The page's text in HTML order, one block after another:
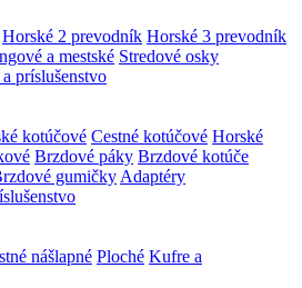
Horské 2 prevodník Horské 3 prevodník
a mestské Stredové osky
príslušenstvo
kotúčové Cestné kotúčové Horské
Brzdové páky Brzdové kotúče
gumičkyAdaptéry
nášlapné Ploché Kufre a